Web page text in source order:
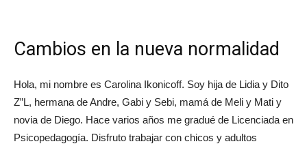
Cambios en la nueva normalidad
Hola, mi nombre es Carolina Ikonicoff. Soy hija de Lidia y Dito
Z”L, hermana de Andre, Gabi y Sebi, mamá de Meli y Mati y
novia de Diego. Hace varios años me gradué de Licenciada en
Psicopedagogía. Disfruto trabajar con chicos y adultos